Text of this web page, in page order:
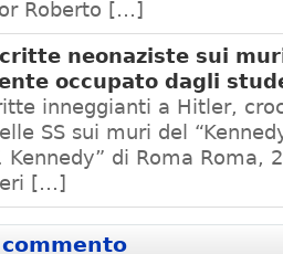
Roberto […]
neonaziste sui
occupato dagli
inneggianti a Hitler,
SS sui muri del
Kennedy” di Roma Roma,
[…]